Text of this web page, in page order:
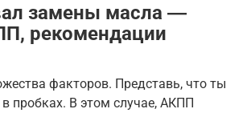
замены масла ―
рекомендации
факторов. Представь, что ты
пробках. В этом случае, АКПП